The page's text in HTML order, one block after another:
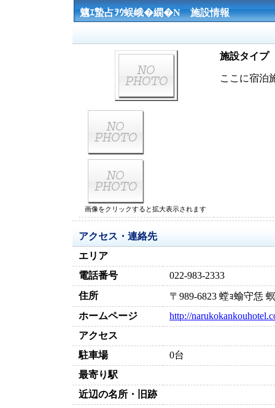
魑ｴ蟄占ｦｳ蜈峨�繝�Ν 施設情報
施設タイプ
ここに宿泊
画像をクリックすると拡大表示されます
アクセス・連絡先
エリア
電話番号
022-983-2333
住所
〒989-6823 螳ｮ蝓守恁
ホームページ
http://
アクセス
駐車場
0台
最寄り駅
近辺の名所・旧跡